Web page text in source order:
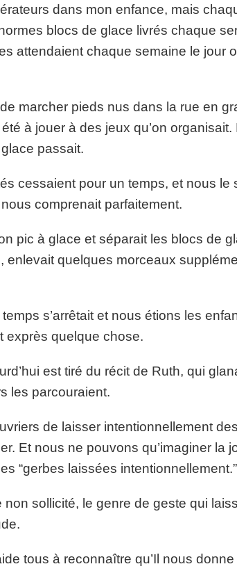
dans mon enfance, mais
blocs de glace livrés chaque
attendaient chaque semaine le jour
marcher pieds nus dans la rue en
à jouer à des jeux qu’on
passait.
cessaient pour un temps, et nous le
comprenait parfaitement.
pic à glace et séparait les blocs de
enlevait quelques morceaux
s’arrêtait et nous étions les
exprès quelque chose.
est tiré du récit de Ruth, qui
les parcouraient.
de laisser intentionnellement
Et nous ne pouvons qu’imaginer la
“gerbes laissées intentionnellement.”
non sollicité, le genre de geste qui
tous à reconnaître qu’Il nous